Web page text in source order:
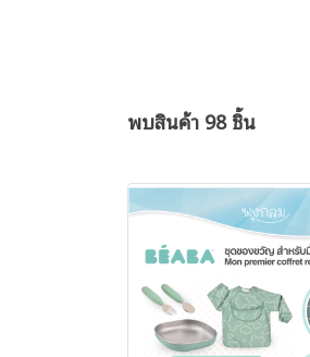
พบสินค้า 98 ชิ้น